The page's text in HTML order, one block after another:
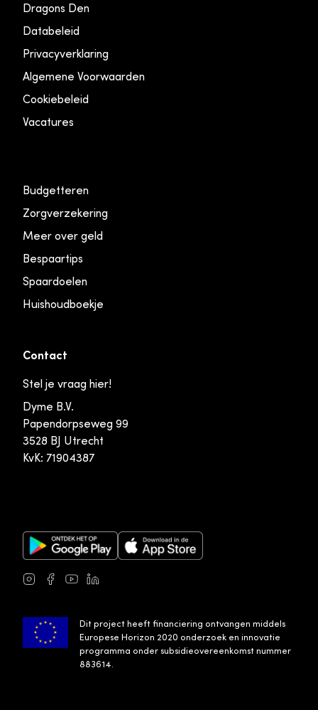
Dragons Den
Databeleid
Privacyverklaring
Algemene Voorwaarden
Cookiebeleid
Vacatures
Budgetteren
Zorgverzekering
Meer over geld
Bespaartips
Spaardoelen
Huishoudboekje
Contact
Stel je vraag hier!
Dyme B.V.
Papendorpseweg 99
3528 BJ Utrecht
KvK: 71904387
Google Play Store Apple App Store
Instagram
Facebook
YoutubeLinkedIn
Dit project heeft financiering ontvangen middels
Europese Horizon 2020 onderzoek en innovatie
programma onder subsidieovereenkomst nummer
883614.